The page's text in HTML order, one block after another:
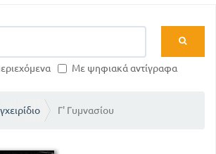
Με ψηφιακά αντίγραφα
Γ' Γυμνασίου